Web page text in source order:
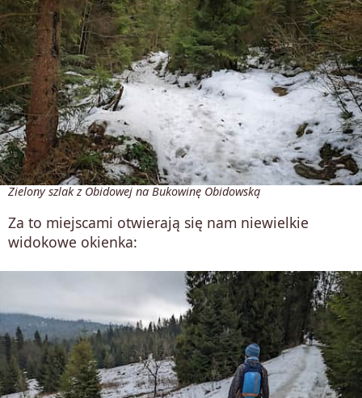
Zielony szlak z Obidowej na Bukowinę Obidowską
Za to miejscami otwierają się nam niewielkie
widokowe okienka: